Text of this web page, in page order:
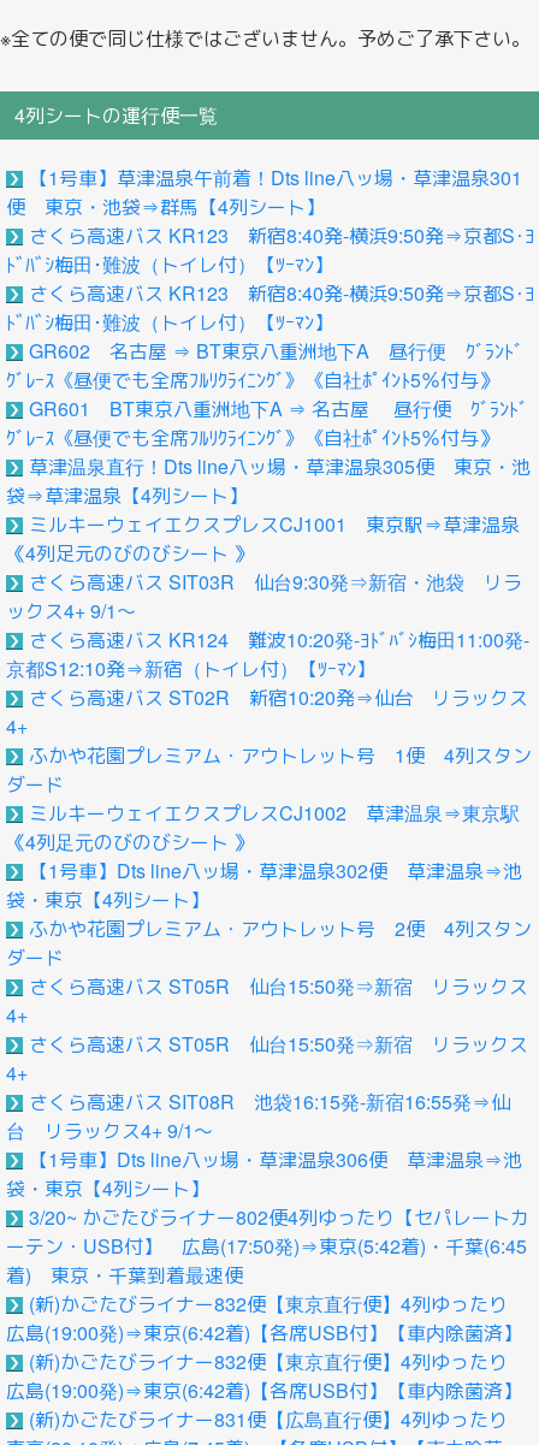
※全ての便で同じ仕様ではございません。予めご了承下さい。
4列シートの運行便一覧
【1号車】草津温泉午前着！Dts line八ッ場・草津温泉301
便 東京・池袋⇒群馬【4列シート】
さくら高速バス KR123 新宿8:40発-横浜9:50発⇒京都S･ﾖ
ﾄﾞﾊﾞｼ梅田･難波（トイレ付）【ﾂｰﾏﾝ】
さくら高速バス KR123 新宿8:40発-横浜9:50発⇒京都S･ﾖ
ﾄﾞﾊﾞｼ梅田･難波（トイレ付）【ﾂｰﾏﾝ】
GR602 名古屋 ⇒ BT東京八重洲地下A 昼行便 ｸﾞﾗﾝﾄﾞ
ｸﾞﾚｰｽ《昼便でも全席ﾌﾙﾘｸﾗｲﾆﾝｸﾞ》《自社ﾎﾟｲﾝﾄ5％付与》
GR601 BT東京八重洲地下A ⇒ 名古屋 昼行便 ｸﾞﾗﾝﾄﾞ
ｸﾞﾚｰｽ《昼便でも全席ﾌﾙﾘｸﾗｲﾆﾝｸﾞ》《自社ﾎﾟｲﾝﾄ5％付与》
草津温泉直行！Dts line八ッ場・草津温泉305便 東京・池
袋⇒草津温泉【4列シート】
ミルキーウェイエクスプレスCJ1001 東京駅⇒草津温泉
《4列足元のびのびシート 》
さくら高速バス SIT03R 仙台9:30発⇒新宿・池袋 リラ
ックス4+ 9/1～
さくら高速バス KR124 難波10:20発‐ﾖﾄﾞﾊﾞｼ梅田11:00発-
京都S12:10発⇒新宿（トイレ付）【ﾂｰﾏﾝ】
さくら高速バス ST02R 新宿10:20発⇒仙台 リラックス
4+
ふかや花園プレミアム・アウトレット号 1便 4列スタン
ダード
ミルキーウェイエクスプレスCJ1002 草津温泉⇒東京駅
《4列足元のびのびシート 》
【1号車】Dts line八ッ場・草津温泉302便 草津温泉⇒池
袋・東京【4列シート】
ふかや花園プレミアム・アウトレット号 2便 4列スタン
ダード
さくら高速バス ST05R 仙台15:50発⇒新宿 リラックス
4+
さくら高速バス ST05R 仙台15:50発⇒新宿 リラックス
4+
さくら高速バス SIT08R 池袋16:15発-新宿16:55発⇒仙
台 リラックス4+ 9/1～
【1号車】Dts line八ッ場・草津温泉306便 草津温泉⇒池
袋・東京【4列シート】
3/20~ かごたびライナー802便4列ゆったり【セパレートカ
ーテン・USB付】 広島(17:50発)⇒東京(5:42着)・千葉(6:45
着) 東京・千葉到着最速便
(新)かごたびライナー832便【東京直行便】4列ゆったり
広島(19:00発)⇒東京(6:42着)【各席USB付】【車内除菌済】
(新)かごたびライナー832便【東京直行便】4列ゆったり
広島(19:00発)⇒東京(6:42着)【各席USB付】【車内除菌済】
(新)かごたびライナー831便【広島直行便】4列ゆったり